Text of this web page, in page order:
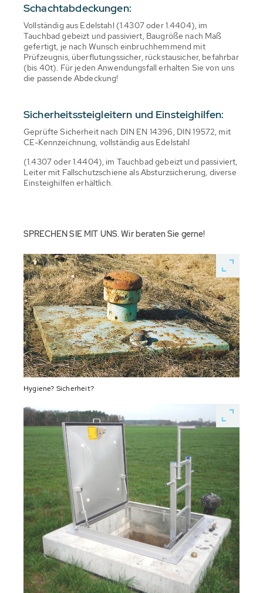
Schachtabdeckungen:
Vollständig aus Edelstahl (1.4307 oder 1.4404), im
Tauchbad gebeizt und passiviert, Baugröße nach Maß
gefertigt, je nach Wunsch einbruchhemmend mit
Prüfzeugnis, überflutungssicher, rückstausicher, befahrbar
(bis 40t). Für jeden Anwendungsfall erhalten Sie von uns
die passende Abdeckung!
Sicherheitssteigleitern und Einsteighilfen:
Geprüfte Sicherheit nach DIN EN 14396, DIN 19572, mit
CE-Kennzeichnung, vollständig aus Edelstahl
(1.4307 oder 1.4404), im Tauchbad gebeizt und passiviert,
Leiter mit Fallschutzschiene als Absturzsicherung, diverse
Einsteighilfen erhältlich.
SPRECHEN SIE MIT UNS. Wir beraten Sie gerne!
Hygiene? Sicherheit?